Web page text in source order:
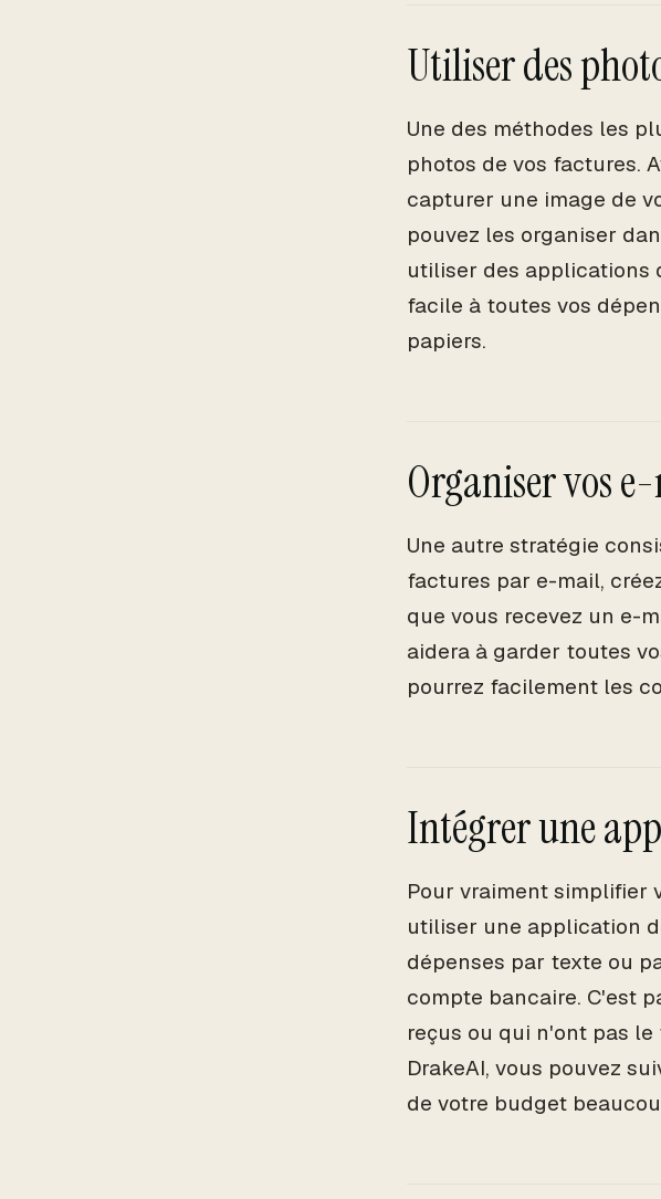
Utiliser des
Une des méthodes les
photos de vos factures.
capturer une image de
pouvez les organiser
utiliser des applications
facile à toutes vos
papiers.
Organiser vos
Une autre stratégie
factures par e-mail,
que vous recevez un e-
aidera à garder toutes
pourrez facilement les
Intégrer une
Pour vraiment simplifier
utiliser une application
dépenses par texte ou
compte bancaire. C'est
reçus ou qui n'ont pas
DrakeAI, vous pouvez
de votre budget